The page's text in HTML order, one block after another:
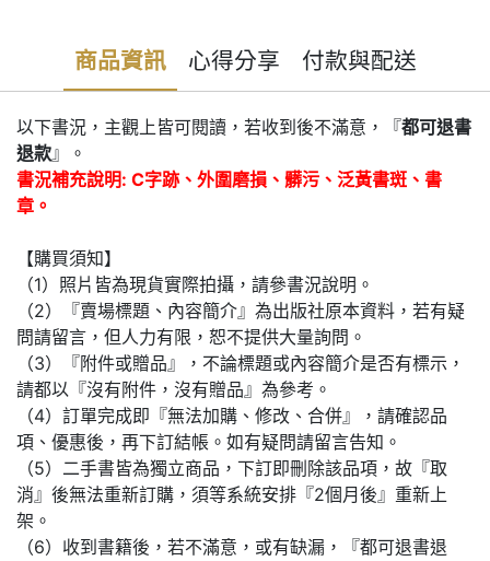
商品資訊 心得分享 付款與配送
以下書況，主觀上皆可閱讀，若收到後不滿意，『都可退書
退款』。
書況補充說明: C字跡、外圍磨損、髒污、泛黃書斑、書
章。
【購買須知】
（1）照片皆為現貨實際拍攝，請參書況說明。
（2）『賣場標題、內容簡介』為出版社原本資料，若有疑
問請留言，但人力有限，恕不提供大量詢問。
（3）『附件或贈品』，不論標題或內容簡介是否有標示，
請都以『沒有附件，沒有贈品』為參考。
（4）訂單完成即『無法加購、修改、合併』，請確認品
項、優惠後，再下訂結帳。如有疑問請留言告知。
（5）二手書皆為獨立商品，下訂即刪除該品項，故『取
消』後無法重新訂購，須等系統安排『2個月後』重新上
架。
（6）收到書籍後，若不滿意，或有缺漏，『都可退書退